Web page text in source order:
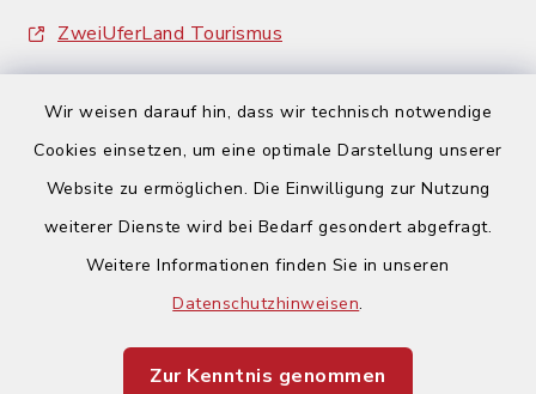
Wir weisen darauf hin, dass wir technisch notwendige
Cookies einsetzen, um eine optimale Darstellung unserer
Website zu ermöglichen. Die Einwilligung zur Nutzung
weiterer Dienste wird bei Bedarf gesondert abgefragt.
Weitere Informationen finden Sie in unseren
Datenschutzhinweisen.
Zur Kenntnis genommen
ZweiUferLand Tourismus
Barrierefreiheit